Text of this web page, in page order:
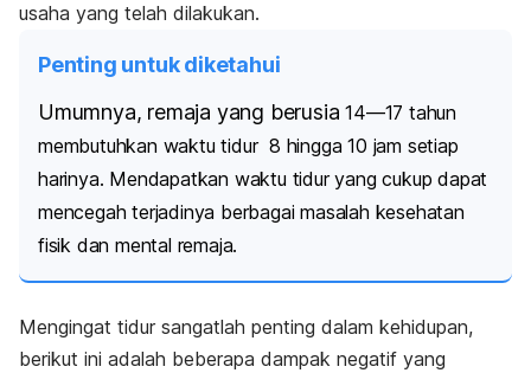
usaha yang telah dilakukan.
Penting untuk diketahui
Umumnya, remaja yang berusia14—17 tahun
membutuhkan waktu tidur 8 hingga 10 jam setiap
harinya. Mendapatkan waktu tidur yang cukup dapat
mencegah terjadinya berbagai masalah kesehatan
fisik dan mental remaja.
Mengingat tidur sangatlah penting dalam kehidupan,
berikut ini adalah beberapa dampak negatif yang